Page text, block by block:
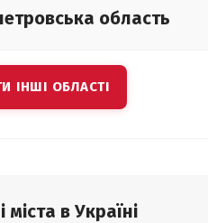
область
ІНШІ ОБЛАСТІ
міста в Україні